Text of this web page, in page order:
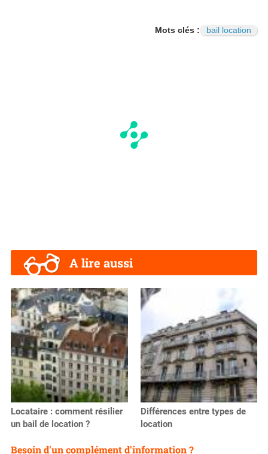
Mots clés : bail location
A lire aussi
Locataire : comment résilier
un bail de location ?
Différences entre types de
location
Besoin d'un complément d'information ?